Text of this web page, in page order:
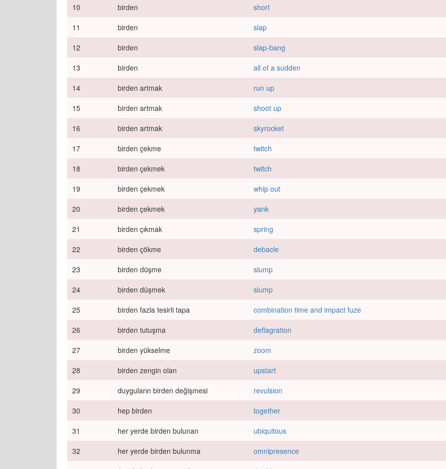
10
birden
short
11
birden
slap
12
birden
slap-bang
13
birden
all of a sudden
14
birden artmak
run up
15
birden artmak
shoot up
16
birden artmak
skyrocket
17
birden çekme
twitch
18
birden çekmek
twitch
19
birden çekmek
whip out
20
birden çekmek
yank
21
birden çıkmak
spring
22
birden çökme
debacle
23
birden düşme
slump
24
birden düşmek
slump
25
birden fazla tesirli tapa
combination time and impact fuze
26
birden tutuşma
deflagration
27
birden yükselme
zoom
28
birden zengin olan
upstart
29
duyguların birden değişmesi
revulsion
30
hep birden
together
31
her yerde birden bulunan
ubiquitous
32
her yerde birden bulunma
omnipresence